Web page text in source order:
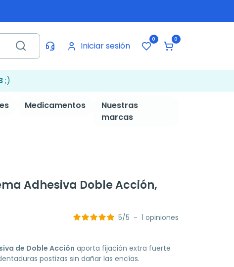
Iniciar sesión
0 0
;)
Medicamentos
Nuestras
marcas
Adhesiva Doble Acción,
5/5 - 1 opiniones
de Doble Acción aporta fijación extra fuerte
postizas sin dañar las encías.